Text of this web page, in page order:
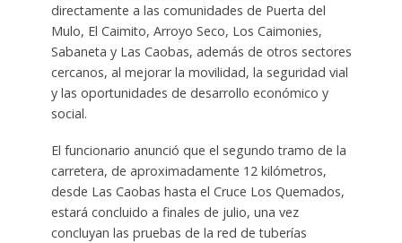
directamente a las comunidades de Puerta del
Mulo, El Caimito, Arroyo Seco, Los Caimonies,
Sabaneta y Las Caobas, además de otros sectores
cercanos, al mejorar la movilidad, la seguridad vial
y las oportunidades de desarrollo económico y
social.
El funcionario anunció que el segundo tramo de la
carretera, de aproximadamente 12 kilómetros,
desde Las Caobas hasta el Cruce Los Quemados,
estará concluido a finales de julio, una vez
concluyan las pruebas de la red de tuberías